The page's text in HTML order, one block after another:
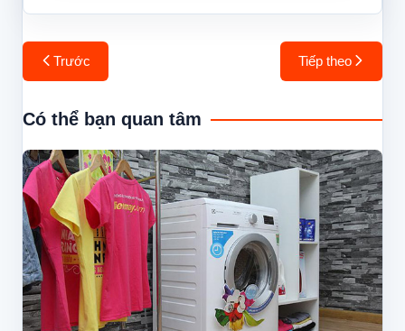
Điều
hướng
bài
Trước Tiếp theo
Có thể bạn quan tâm